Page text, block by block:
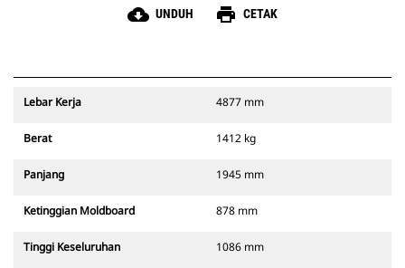
cloud_download UNDUH print CETAK
Lebar Kerja 4877 mm
Berat 1412 kg
Panjang 1945 mm
Ketinggian Moldboard 878 mm
Tinggi Keseluruhan 1086 mm